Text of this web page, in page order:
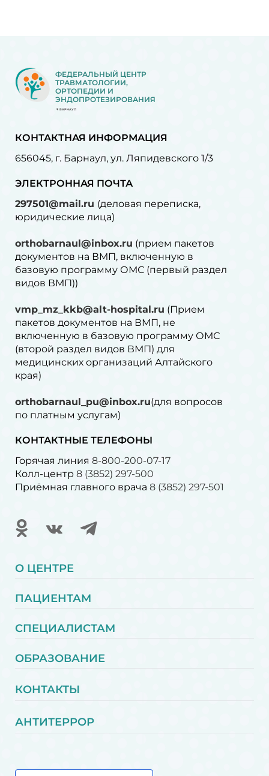
ФЕДЕРАЛЬНЫЙ ЦЕНТР
ТРАВМАТОЛОГИИ,
ОРТОПЕДИИ И
ЭНДОПРОТЕЗИРОВАНИЯ
БАРНАУЛ
КОНТАКТНАЯ ИНФОРМАЦИЯ
656045, г. Барнаул, ул. Ляпидевского 1/3
ЭЛЕКТРОННАЯ ПОЧТА
297501@mail.ru (деловая переписка,
юридические лица)
orthobarnaul@inbox.ru (прием пакетов
документов на ВМП, включенную в
базовую программу ОМС (первый раздел
видов ВМП))
vmp_mz_kkb@alt-hospital.ru (Прием
пакетов документов на ВМП, не
включенную в базовую программу ОМС
(второй раздел видов ВМП) для
медицинских организаций Алтайского
края)
orthobarnaul_pu@inbox.ru(для вопросов
по платным услугам)⁠
КОНТАКТНЫЕ ТЕЛЕФОНЫ
Горячая линия 8-800-200-07-17
Колл-центр 8 (3852) 297-500
Приёмная главного врача 8 (3852) 297-501
О ЦЕНТРЕ
ПАЦИЕНТАМ
СПЕЦИАЛИСТАМ
ОБРАЗОВАНИЕ
КОНТАКТЫ
АНТИТЕРРОР